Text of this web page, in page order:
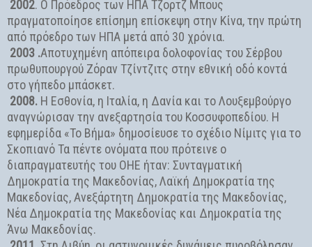
2002. Ο Πρόεδρος των ΗΠΑ Τζορτζ Μπους
πραγματοποίησε επίσημη επίσκεψη στην Κίνα, την πρώτη
από πρόεδρο των ΗΠΑ μετά από 30 χρόνια.
2003 .Αποτυχημένη απόπειρα δολοφονίας του Σέρβου
πρωθυπουργού Ζόραν Τζίντζιτς στην εθνική οδό κοντά
στο γήπεδο μπάσκετ.
2008. Η Εσθονία, η Ιταλία, η Δανία και το Λουξεμβούργο
αναγνώρισαν την ανεξαρτησία του Κοσσυφοπεδίου. Η
εφημερίδα «Το Βήμα» δημοσίευσε το σχέδιο Νίμιτς για το
Σκοπιανό Τα πέντε ονόματα που πρότεινε ο
διαπραγματευτής του ΟΗΕ ήταν: Συνταγματική
Δημοκρατία της Μακεδονίας, Λαϊκή Δημοκρατία της
Μακεδονίας, Ανεξάρτητη Δημοκρατία της Μακεδονίας,
Νέα Δημοκρατία της Μακεδονίας και Δημοκρατία της
Άνω Μακεδονίας.